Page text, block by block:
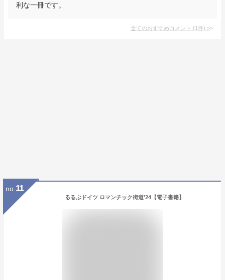
利な一冊です。
全てのおすすめコメント (1件) >
no. 11
るるぶドイツ ロマンチック街道'24【電子書籍】